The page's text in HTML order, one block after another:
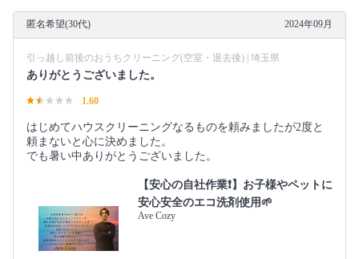
匿名希望(30代) 2024年09月
引っ越し前後のおうちクリーニング(空室・退去後) | 埼玉県
ありがとうございました。
1.60
はじめてハウスクリーニングなるものを頼みましたが2度と
頼まないと心に決めました。
でも暑い中ありがとうございました。
【安心の自社作業❗️】お子様やペットに
安心安全のエコ洗剤使用🌱
Ave Cozy